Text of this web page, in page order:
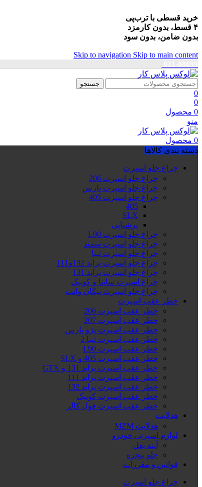
خرید قسطی با ترب‌پی
۴ قسط، بدون کارمزد
بدون ضامن، بدون سود
Skip to navigation Skip to main content
جستجو
0
0
0 محصول
منو
0 محصول
دسته بندی کالاها
چراغ جلو اسپرت
چراغ جلو اسپرت 206
چراغ جلو اسپرت پارس
چراغ جلو اسپرت 405
405
SLX
پرشیایی
چراغ جلو اسپرت L90
چراغ جلو اسپرت سمند
چراغ جلو اسپرت تیبا
چراغ جلو اسپرت پراید 132و111
چراغ جلو اسپرت پراید 131
چراغ اسپرت ساینا و کوییک
چراغ جلو اسپرت پیکان وانت
خطر عقب اسپرت
خطر عقب اسپرت 206
خطر عقب اسپرت 207
خطر عقب اسپرت پژو پارس
خطر عقب اسپرت تیبا 2
خطر عقب اسپرت L90
خطر عقب اسپرت 405 و SLX
خطر عقب اسپرت پراید 131 و GTX
خطر عقب اسپرت پراید 111
خطر عقب اسپرت پراید 132
خطر عقب اسپرت کوییک
خطر عقب اسپرت فول کالر
هدلایت
هدلایت MZM
لوازم اسپرتی خودرو
آینه بغل
جلو پنجره
قوانین و مقررات
چراغ جلو اسپرت